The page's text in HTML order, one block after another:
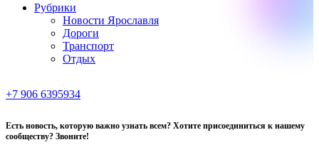
Рубрики
Новости Ярославля
Дороги
Транспорт
Отдых
+7 906 6395934
Есть новость, которую важно узнать всем? Хотите присоединиться к нашему
сообществу? Звоните!